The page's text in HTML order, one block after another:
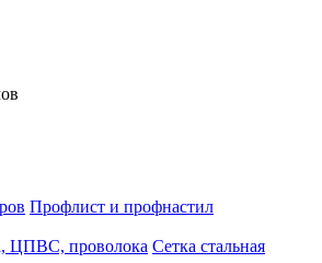
Профлист и профнастил
ЦПВС, проволока Сетка стальная